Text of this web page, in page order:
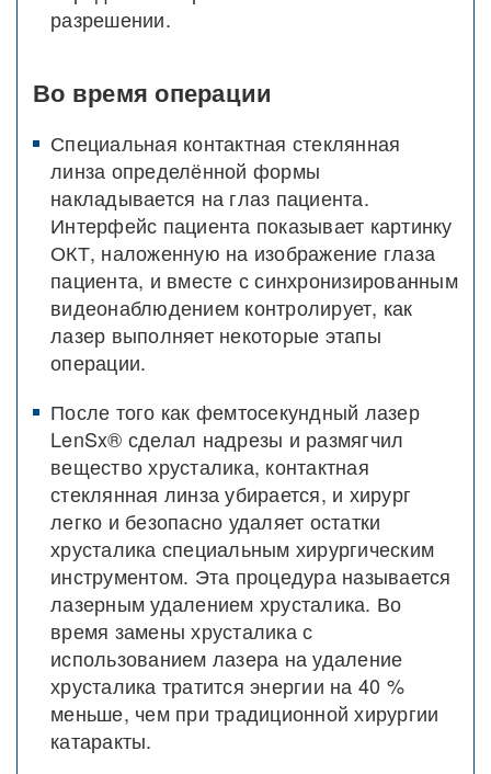
разрешении.
Во время операции
Специальная контактная стеклянная
линза определённой формы
накладывается на глаз пациента.
Интерфейс пациента показывает картинку
ОКТ, наложенную на изображение глаза
пациента, и вместе с синхронизированным
видеонаблюдением контролирует, как
лазер выполняет некоторые этапы
операции.
После того как фемтосекундный лазер
LenSx® сделал надрезы и размягчил
вещество хрусталика, контактная
стеклянная линза убирается, и хирург
легко и безопасно удаляет остатки
хрусталика специальным хирургическим
инструментом. Эта процедура называется
лазерным удалением хрусталика. Во
время замены хрусталика с
использованием лазера на удаление
хрусталика тратится энергии на 40 %
меньше, чем при традиционной хирургии
катаракты.